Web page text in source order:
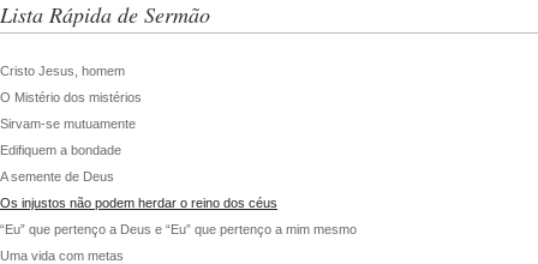
Lista Rápida de Sermão
Cristo Jesus, homem
O Mistério dos mistérios
Sirvam-se mutuamente
Edifiquem a bondade
A semente de Deus
Os injustos não podem herdar o reino dos céus
“Eu” que pertenço a Deus e “Eu” que pertenço a mim mesmo
Uma vida com metas